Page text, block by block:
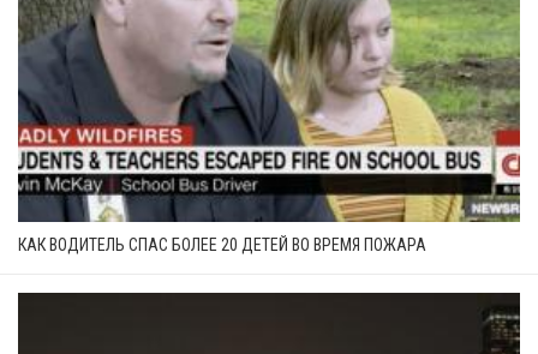
КАК ВОДИТЕЛЬ СПАС БОЛЕЕ 20 ДЕТЕЙ ВО ВРЕМЯ ПОЖАРА